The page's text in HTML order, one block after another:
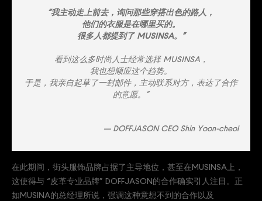
“我主动走上前去，询问那些穿搭出色的路人，
他们的衣服是在哪里买的。
很多人都提到了 MUSINSA。”
看到这么多时尚人士经常选择 MUSINSA，
我也想顺应这个趋势。
于是，我亲自起草了一封邮件，主动联系对方，表达了合作
的意愿。”
— DOFFJASON CEO Shin Yoon-cheol
在此期间，街头服饰品牌占据了主导地位，甚至在MUSINSA上，
这使得与 “皮革专业品牌” DOFFJASON的合作确实引人注目。正
如MUSINA的总经理所说，强调这种意想不到的合作以及